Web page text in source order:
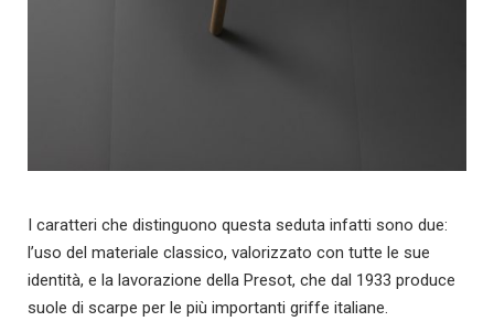
I caratteri che distinguono questa seduta infatti sono due:
l’uso del materiale classico, valorizzato con tutte le sue
identità, e la lavorazione della Presot, che dal 1933 produce
suole di scarpe per le più importanti griffe italiane.